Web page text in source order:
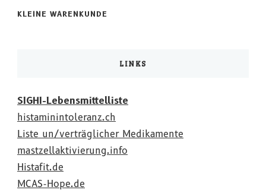
KLEINE WARENKUNDE
LINKS
SIGHI-Lebensmittelliste
histaminintoleranz.ch
Liste un/verträglicher Medikamente
mastzellaktivierung.info
Histafit.de
MCAS-Hope.de